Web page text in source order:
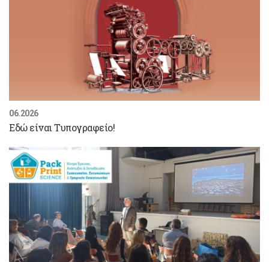
06.2026
Εδώ είναι Τυπογραφείο!